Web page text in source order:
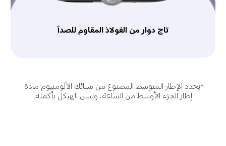
تاج دوار من الفولاذ المقاوم للصدأ
*يحدد الإطار المتوسط المصنوع من سبائك الألومنيوم مادة
إطار الجزء الأوسط من الساعة، وليس الهيكل بأكمله.